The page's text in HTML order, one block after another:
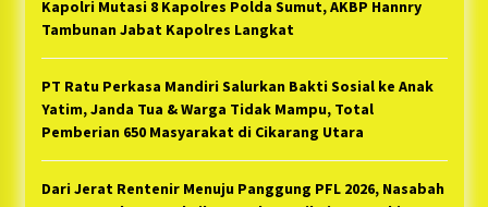
Kapolri Mutasi 8 Kapolres Polda Sumut, AKBP Hannry
Tambunan Jabat Kapolres Langkat
PT Ratu Perkasa Mandiri Salurkan Bakti Sosial ke Anak
Yatim, Janda Tua & Warga Tidak Mampu, Total
Pemberian 650 Masyarakat di Cikarang Utara
Dari Jerat Rentenir Menuju Panggung PFL 2026, Nasabah